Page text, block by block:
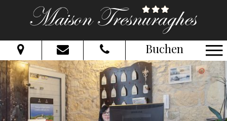
Buchen
Vom: Bis:
Erwachsene: Kinder: